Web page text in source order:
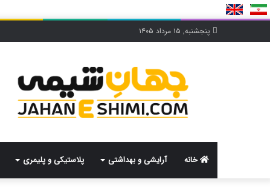
پنجشنبه, ۱۵ مرداد ۱۴۰۵
خانه آرایشی و بهداشتی پلاستیکی و پلیمری